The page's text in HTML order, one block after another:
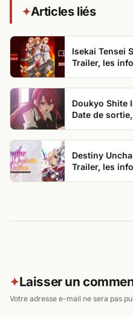
✦Articles liés
Isekai Tensei
Trailer, les
Doukyo Shite
Date de
Destiny
Trailer, les
✦Laisser un
Votre adresse e-mail ne sera pas